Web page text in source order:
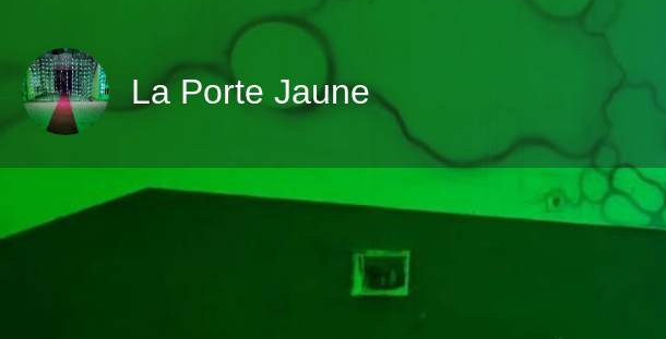
La Porte Jaune
Détails